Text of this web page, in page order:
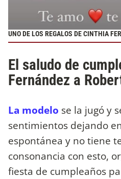
UNO DE LOS REGALOS DE CINTHIA
El saludo de
Fernández a
La modelo se la jugó y
sentimientos dejando
espontánea y no tiene
consonancia con esto,
fiesta de cumpleaños